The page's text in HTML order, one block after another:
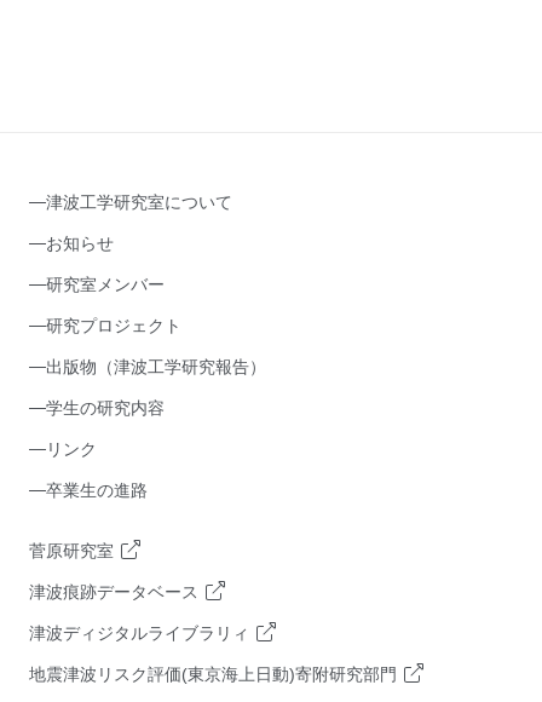
津波工学研究室について
お知らせ
研究室メンバー
研究プロジェクト
出版物（津波工学研究報告）
学生の研究内容
リンク
卒業生の進路
菅原研究室
津波痕跡データベース
津波ディジタルライブラリィ
地震津波リスク評価(東京海上日動)寄附研究部門